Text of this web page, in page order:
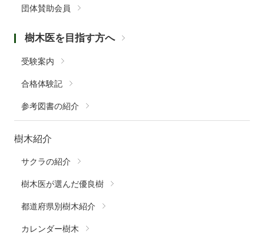
団体賛助会員
樹木医を目指す方へ
受験案内
合格体験記
参考図書の紹介
樹木紹介
サクラの紹介
樹木医が選んだ優良樹
都道府県別樹木紹介
カレンダー樹木